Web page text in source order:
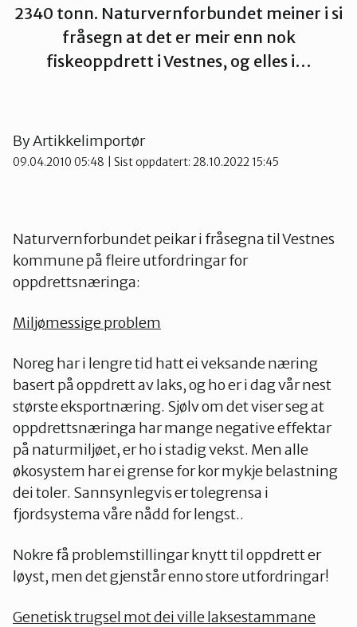
Rauma
Tingvoll
2340 tonn. Naturvernforbundet meiner i si
fråsegn at det er meir enn nok
fiskeoppdrett i Vestnes, og elles i…
ByArtikkelimportør
09.04.2010 05:48 | Sist oppdatert: 28.10.2022 15:45
Naturvernforbundet peikar i fråsegna til Vestnes
kommune på fleire utfordringar for
oppdrettsnæringa:
Miljømessige problem
Noreg har i lengre tid hatt ei veksande næring
basert på oppdrett av laks, og ho er i dag vår nest
største eksportnæring. Sjølv om det viser seg at
oppdrettsnæringa har mange negative effektar
på naturmiljøet, er ho i stadig vekst. Men alle
økosystem har ei grense for kor mykje belastning
dei toler. Sannsynlegvis er tolegrensa i
fjordsystema våre nådd for lengst..
Nokre få problemstillingar knytt til oppdrett er
løyst, men det gjenstår enno store utfordringar!
Genetisk trugsel mot dei ville laksestammane